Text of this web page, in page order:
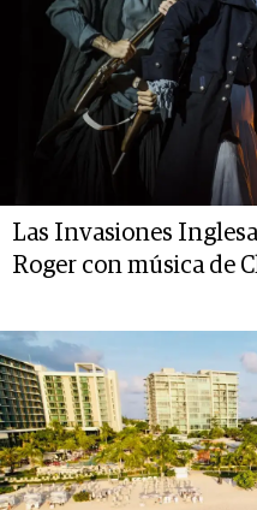
Las Invasiones
Roger con música de